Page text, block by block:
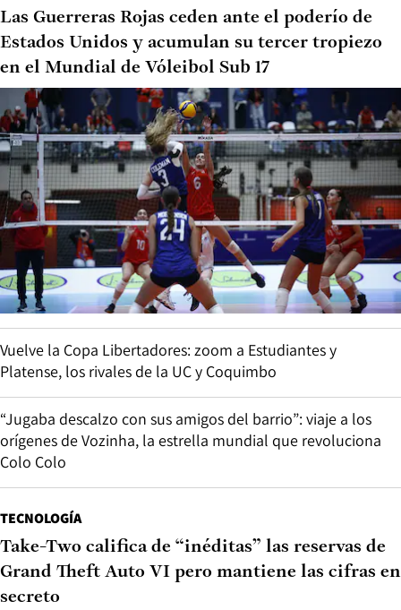
Las Guerreras Rojas ceden ante el poderío de
Estados Unidos y acumulan su tercer tropiezo
en el Mundial de Vóleibol Sub 17
Vuelve la Copa Libertadores: zoom a Estudiantes y
Platense, los rivales de la UC y Coquimbo
“Jugaba descalzo con sus amigos del barrio”: viaje a los
orígenes de Vozinha, la estrella mundial que revoluciona
Colo Colo
TECNOLOGÍA
Take-Two califica de “inéditas” las reservas de
Grand Theft Auto VI pero mantiene las cifras en
secreto